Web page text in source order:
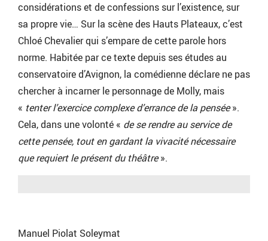
considérations et de confessions sur l’existence, sur
sa propre vie… Sur la scène des Hauts Plateaux, c’est
Chloé Chevalier qui s’empare de cette parole hors
norme. Habitée par ce texte depuis ses études au
conservatoire d’Avignon, la comédienne déclare ne pas
chercher à incarner le personnage de Molly, mais
« tenter l’exercice complexe d’errance de la pensée».
Cela, dans une volonté « de se rendre au service de
cette pensée, tout en gardant la vivacité nécessaire
que requiert le présent du théâtre».
Manuel Piolat Soleymat